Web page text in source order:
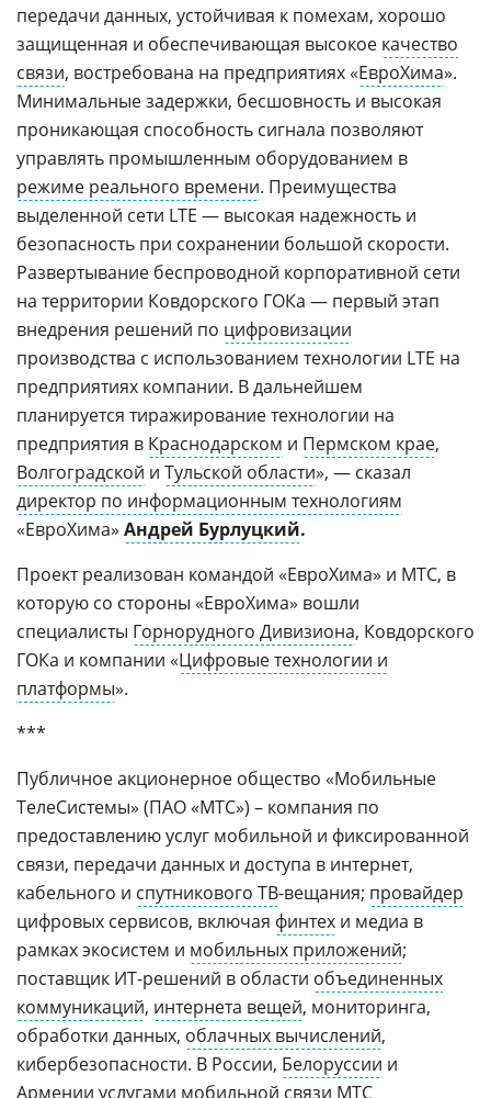
передачи данных, устойчивая к помехам, хорошо
защищенная и обеспечивающая высокое качество
связи, востребована на предприятиях «ЕвроХима».
Минимальные задержки, бесшовность и высокая
проникающая способность сигнала позволяют
управлять промышленным оборудованием в
режиме реального времени. Преимущества
выделенной сети LTE — высокая надежность и
безопасность при сохранении большой скорости.
Развертывание беспроводной корпоративной сети
на территории Ковдорского ГОКа — первый этап
внедрения решений по цифровизации
производства с использованием технологии LTE на
предприятиях компании. В дальнейшем
планируется тиражирование технологии на
предприятия в Краснодарском и Пермском крае,
Волгоградской и Тульской области», — сказал
директор по информационным технологиям
«ЕвроХима» Андрей Бурлуцкий.
Проект реализован командой «ЕвроХима» и МТС, в
которую со стороны «ЕвроХима» вошли
специалисты Горнорудного Дивизиона, Ковдорского
ГОКа и компании «Цифровые технологии и
платформы».
***
Публичное акционерное общество «Мобильные
ТелеСистемы» (ПАО «МТС») – компания по
предоставлению услуг мобильной и фиксированной
связи, передачи данных и доступа в интернет,
кабельного и спутникового ТВ-вещания; провайдер
цифровых сервисов, включая финтех и медиа в
рамках экосистем и мобильных приложений;
поставщик ИТ-решений в области объединенных
коммуникаций, интернета вещей, мониторинга,
обработки данных, облачных вычислений,
кибербезопасности. В России, Белоруссии и
Армении услугами мобильной связи МТС